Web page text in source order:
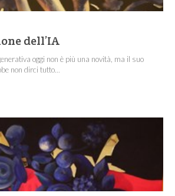
dell’IA
oggi non è più una novità, ma il suo
non dirci tutto...